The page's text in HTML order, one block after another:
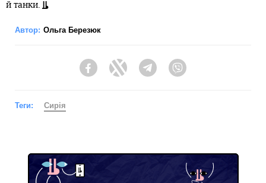
й танки.
Автор: Ольга Березюк
FacebookTwitter Telegram
Теги: Сирія